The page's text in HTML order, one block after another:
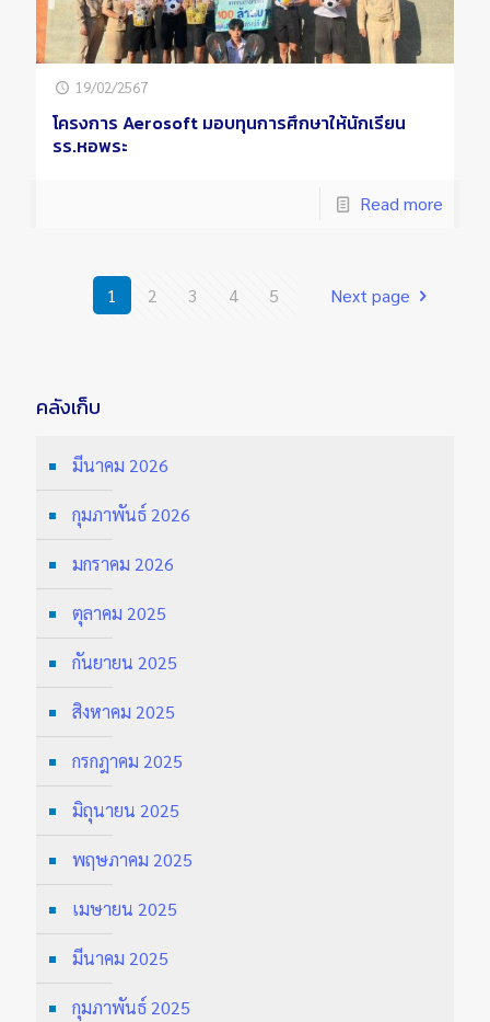
19/02/2567
โครงการ Aerosoft มอบทุนการศึกษาให้นักเรียน
รร.หอพระ
Read more
1 2 3 4 5 Next page
คลังเก็บ
มีนาคม 2026
กุมภาพันธ์ 2026
มกราคม 2026
ตุลาคม 2025
กันยายน 2025
สิงหาคม 2025
กรกฎาคม 2025
มิถุนายน 2025
พฤษภาคม 2025
เมษายน 2025
มีนาคม 2025
กุมภาพันธ์ 2025